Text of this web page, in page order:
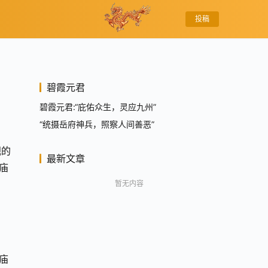
投稿
碧霞元君
碧霞元君:“庇佑众生，灵应九州”
“统摄岳府神兵，照察人间善恶”
最新文章
暂无内容